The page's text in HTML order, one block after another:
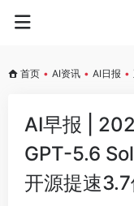
首页 • AI资讯 • AI日报 •
AI早报 |
GPT-5.6
开源提速